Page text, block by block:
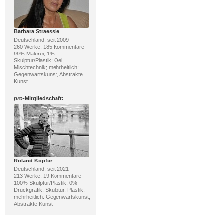
Barbara Straessle
Deutschland, seit 2009
260 Werke, 185 Kommentare
99% Malerei, 1%
Skulptur/Plastik; Oel,
Mischtechnik; mehrheitlich:
Gegenwartskunst, Abstrakte
Kunst
pro-Mitgliedschaft:
Roland Köpfer
Deutschland, seit 2021
213 Werke, 19 Kommentare
100% Skulptur/Plastik, 0%
Druckgrafik; Skulptur, Plastik;
mehrheitlich: Gegenwartskunst,
Abstrakte Kunst